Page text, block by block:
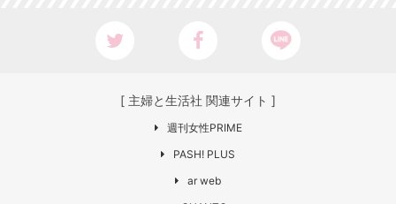
[ 主婦と生活社 関連サイト ]
週刊女性PRIME
PASH! PLUS
ar web